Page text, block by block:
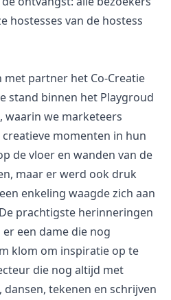
hostesses van de hostess
partner het Co-Creatie
stand binnen het Playgroud
we marketeers
momenten in hun
de vloer en wanden van de
maar er werd ook druk
enkeling waagde zich aan
prachtigste herinneringen
een dame die nog
klom om inspiratie op te
die nog altijd met
tekenen en schrijven